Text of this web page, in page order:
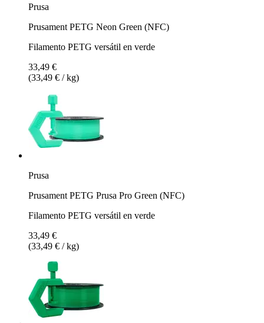
Prusa
Prusament PETG Neon Green (NFC)
Filamento PETG versátil en verde
33,49 €
(33,49 € / kg)
Prusa
Prusament PETG Prusa Pro Green (NFC)
Filamento PETG versátil en verde
33,49 €
(33,49 € / kg)